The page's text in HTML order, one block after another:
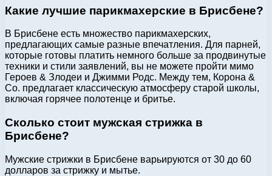
Какие лучшие парикмахерские в Брисбене?
В Брисбене есть множество парикмахерских,
предлагающих самые разные впечатления. Для парней,
которые готовы платить немного больше за продвинутые
техники и стили заявлений, вы не можете пройти мимо
Героев & Злодеи и Джимми Родс. Между тем, Корона &
Co. предлагает классическую атмосферу старой школы,
включая горячее полотенце и бритье.
Сколько стоит мужская стрижка в
Брисбене?
Мужские стрижки в Брисбене варьируются от 30 до 60
долларов за стрижку и мытье.